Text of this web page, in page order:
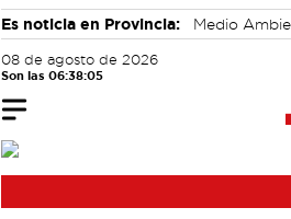
Es noticia en Provincia: Medio
08 de agosto de 2026
Son las 06:38:06